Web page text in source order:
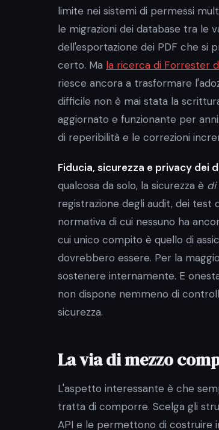
limite nei sistemi di permessi
le migrazioni dei database tra le
dell'esportazione dei PDF che si
certo. Ma la ricerca di Forrester
riesce ancora a trasformare
difficile non è mai stata la
aggiornato e funzionante per
di reperibilità e le correzioni
Fiducia, sicurezza e privacy dei
qualcosa da solo, la sicurezza è di
registrazione degli audit, dei test
normativa di cui nessuno ha
cui unico compito è quello di
dovrebbero essere. Per la
sostenere internamente. E
non dispone nemmeno di
sicurezza.
La via di mezzo
L'aspetto interessante è che
tratta di comporre. Scelga gli
API e le permettono di costruire